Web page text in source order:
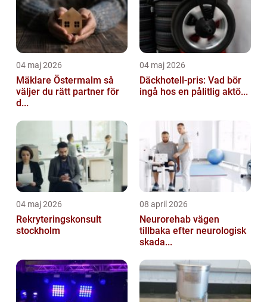
04 maj 2026
Mäklare Östermalm så
väljer du rätt partner för
d...
04 maj 2026
Däckhotell-pris: Vad bör
ingå hos en pålitlig aktö...
04 maj 2026
Rekryteringskonsult
stockholm
08 april 2026
Neurorehab vägen
tillbaka efter neurologisk
skada...